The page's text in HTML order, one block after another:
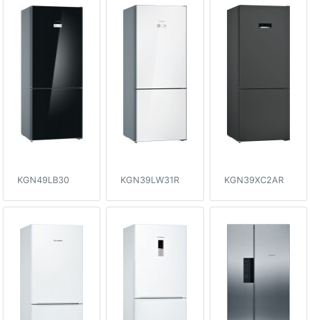
KGN49LB30 KGN39LW31R KGN39XC2AR